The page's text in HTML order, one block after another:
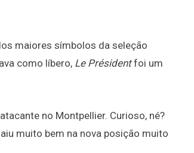
maiores símbolos da seleção
como líbero, Le Présidentfoi um
no Montpellier. Curioso, né?
muito bem na nova posição muito